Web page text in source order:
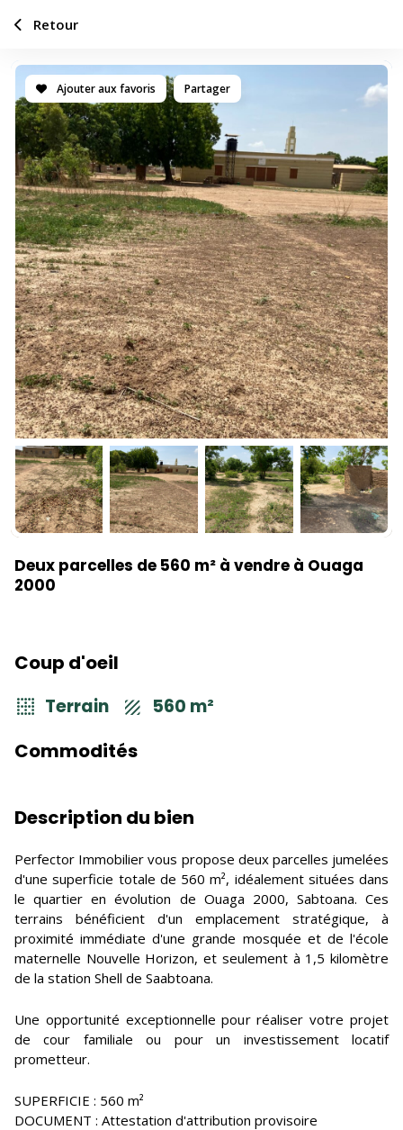
Ajouter aux favoris Partager
Deux parcelles de 560 m² à vendre à Ouaga
2000
Coup d'oeil
Terrain 560 m²
Commodités
Description du bien
Perfector Immobilier vous propose deux parcelles jumelées
d'une superficie totale de 560 m², idéalement situées dans
le quartier en évolution de Ouaga 2000, Sabtoana. Ces
terrains bénéficient d'un emplacement stratégique, à
proximité immédiate d'une grande mosquée et de l'école
maternelle Nouvelle Horizon, et seulement à 1,5 kilomètre
de la station Shell de Saabtoana.
Une opportunité exceptionnelle pour réaliser votre projet
de cour familiale ou pour un investissement locatif
prometteur.
SUPERFICIE : 560 m²
DOCUMENT : Attestation d'attribution provisoire
Retour